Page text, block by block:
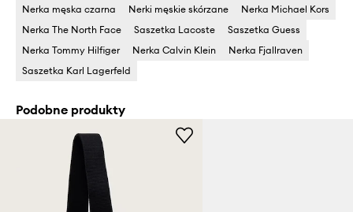
Nerka męska czarna Nerki męskie skórzane
Nerka Michael Kors
Nerka The North Face
Saszetka Lacoste
Saszetka Guess
Nerka Tommy Hilfiger
Nerka Calvin Klein
Nerka Fjallraven
Saszetka Karl Lagerfeld
Podobne produkty